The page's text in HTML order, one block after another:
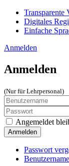
Transparente
Digitales
Einfache
Anmelden
Anmelden
(Nur für Lehrpersonal)
Angemeldet
Anmelden
Passwort